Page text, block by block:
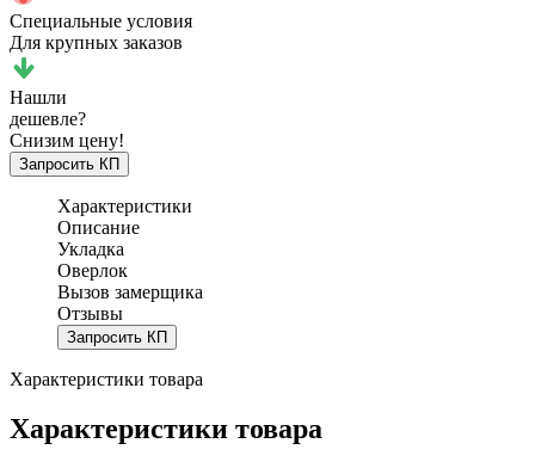
Специальные условия
Для крупных заказов
Нашли
дешевле?
Снизим цену!
Запросить КП
Характеристики
Описание
Укладка
Оверлок
Вызов замерщика
Отзывы
Запросить КП
Характеристики товара
Характеристики товара